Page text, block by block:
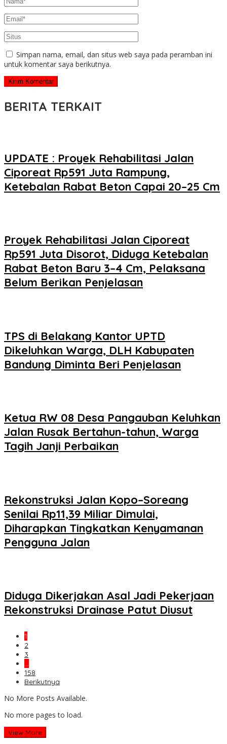
Simpan nama, email, dan situs web saya pada peramban ini
untuk komentar saya berikutnya.
BERITA TERKAIT
UPDATE : Proyek Rehabilitasi Jalan
Ciporeat Rp591 Juta Rampung,
Ketebalan Rabat Beton Capai 20–25 Cm
Proyek Rehabilitasi Jalan Ciporeat
Rp591 Juta Disorot, Diduga Ketebalan
Rabat Beton Baru 3–4 Cm, Pelaksana
Belum Berikan Penjelasan
TPS di Belakang Kantor UPTD
Dikeluhkan Warga, DLH Kabupaten
Bandung Diminta Beri Penjelasan
Ketua RW 08 Desa Pangauban Keluhkan
Jalan Rusak Bertahun-tahun, Warga
Tagih Janji Perbaikan
Rekonstruksi Jalan Kopo–Soreang
Senilai Rp11,39 Miliar Dimulai,
Diharapkan Tingkatkan Kenyamanan
Pengguna Jalan
Diduga Dikerjakan Asal Jadi Pekerjaan
Rekonstruksi Drainase Patut Diusut
1
2
3
…
158
Berikutnya
No More Posts Available.
No more pages to load.
View More